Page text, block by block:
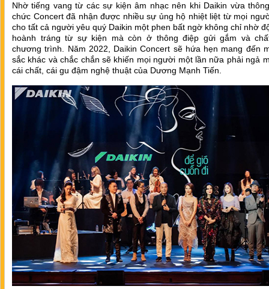
Nhờ tiếng vang từ các sự kiện âm nhạc nên khi Daikin vừa
chức Concert đã nhận được nhiều sự ủng hộ nhiệt liệt từ mọi
cho tất cả người yêu quý Daikin một phen bất ngờ không chỉ nhờ
hoành tráng từ sự kiện mà còn ở thông điệp gửi gắm và
chương trình. Năm 2022, Daikin Concert sẽ hứa hẹn mang đến
sắc khác và chắc chắn sẽ khiến mọi người một lần nữa phải ngả
cái chất, cái gu đậm nghệ thuật của Dương Mạnh Tiến.